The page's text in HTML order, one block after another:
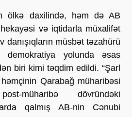
ölkə daxilində, həm də AB
və iqtidarla müxalifət
danışıqların müsbət təzahürü
demokratiya yolunda əsas
biri kimi təqdim edildi. “Şarl
həmçinin Qarabağ müharibəsi
müharibə dövründəki
qalmış AB-nin Cənubi